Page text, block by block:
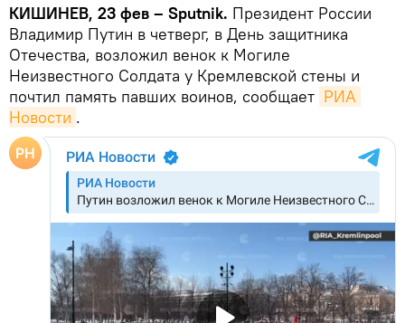
КИШИНЕВ, 23 фев – Sputnik. Президент России
Владимир Путин в четверг, в День защитника
Отечества, возложил венок к Могиле
Неизвестного Солдата у Кремлевской стены и
почтил память павших воинов, сообщает РИА
Новости .